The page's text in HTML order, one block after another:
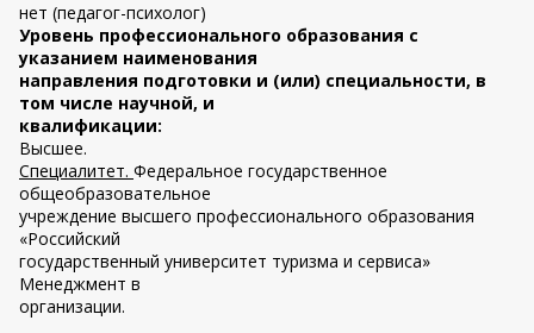
нет (педагог-психолог)
Уровень профессионального образования с
указанием наименования
направления подготовки и (или) специальности, в
том числе научной, и
квалификации:
Высшее.
Специалитет. Федеральное государственное
общеобразовательное
учреждение высшего профессионального образования
«Российский
государственный университет туризма и сервиса»
Менеджмент в
организации.